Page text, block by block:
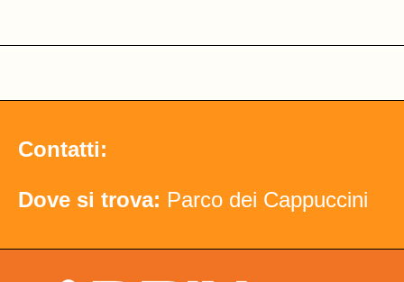
Contatti:
Dove si trova: Parco dei Cappuccini